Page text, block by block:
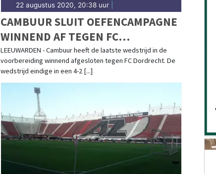
22 augustus 2020, 20:38 uur|
CAMBUUR SLUIT OEFENCAMPAGNE
WINNEND AF TEGEN FC
DORDRECHT
LEEUWARDEN - Cambuur heeft de laatste wedstrijd in de
voorbereiding winnend afgesloten tegen FC Dordrecht. De
wedstrijd eindige in een 4-2 [...]